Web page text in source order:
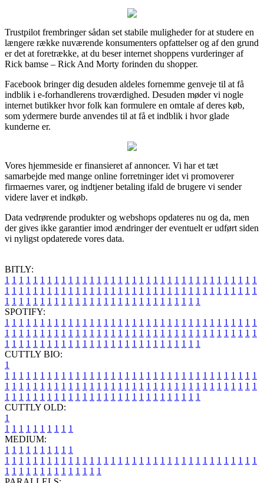
Trustpilot frembringer sådan set stabile muligheder for at studere en
længere række nuværende konsumenters opfattelser og af den grund
er det at foretrække, at du beser internet shoppens vurderinger af
Rick bamse – Rick And Morty forinden du shopper.
Facebook bringer dig desuden aldeles fornemme genveje til at få
indblik i e-forhandlerens troværdighed. Desuden møder vi nogle
internet butikker hvor folk kan formulere en omtale af deres køb,
som ydermere burde anvendes til at få et indblik i hvor glade
kunderne er.
Vores hjemmeside er finansieret af annoncer. Vi har et tæt
samarbejde med mange online forretninger idet vi promoverer
firmaernes varer, og indtjener betaling ifald de brugere vi sender
videre laver et indkøb.
Data vedrørende produkter og webshops opdateres nu og da, men
der gives ikke garantier imod ændringer der eventuelt er udført siden
vi nyligst opdaterede vores data.
BITLY:
1 1 1 1 1 1 1 1 1 1 1 1 1 1 1 1 1 1 1 1 1 1 1 1 1 1 1 1 1 1 1 1 1 1 1 1
1 1 1 1 1 1 1 1 1 1 1 1 1 1 1 1 1 1 1 1 1 1 1 1 1 1 1 1 1 1 1 1 1 1 1 1
1 1 1 1 1 1 1 1 1 1 1 1 1 1 1 1 1 1 1 1 1 1 1 1 1 1 1 1
SPOTIFY:
1 1 1 1 1 1 1 1 1 1 1 1 1 1 1 1 1 1 1 1 1 1 1 1 1 1 1 1 1 1 1 1 1 1 1 1
1 1 1 1 1 1 1 1 1 1 1 1 1 1 1 1 1 1 1 1 1 1 1 1 1 1 1 1 1 1 1 1 1 1 1 1
1 1 1 1 1 1 1 1 1 1 1 1 1 1 1 1 1 1 1 1 1 1 1 1 1 1 1 1
CUTTLY BIO:
1
1 1 1 1 1 1 1 1 1 1 1 1 1 1 1 1 1 1 1 1 1 1 1 1 1 1 1 1 1 1 1 1 1 1 1 1
1 1 1 1 1 1 1 1 1 1 1 1 1 1 1 1 1 1 1 1 1 1 1 1 1 1 1 1 1 1 1 1 1 1 1 1
1 1 1 1 1 1 1 1 1 1 1 1 1 1 1 1 1 1 1 1 1 1 1 1 1 1 1 1
CUTTLY OLD:
1
1 1 1 1 1 1 1 1 1 1
MEDIUM:
1 1 1 1 1 1 1 1 1 1
1 1 1 1 1 1 1 1 1 1 1 1 1 1 1 1 1 1 1 1 1 1 1 1 1 1 1 1 1 1 1 1 1 1 1 1
1 1 1 1 1 1 1 1 1 1 1 1 1 1